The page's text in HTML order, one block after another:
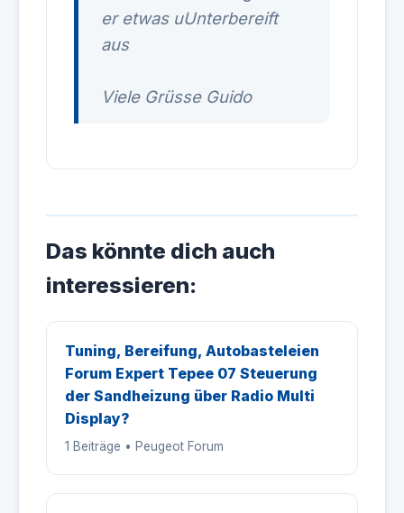
er etwas uUnterbereift
aus
Viele Grüsse Guido
Das könnte dich auch
interessieren:
Tuning, Bereifung, Autobasteleien
Forum Expert Tepee 07 Steuerung
der Sandheizung über Radio Multi
Display?
1 Beiträge • Peugeot Forum